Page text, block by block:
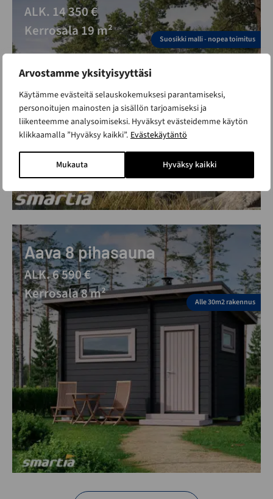
Arvostamme yksityisyyttäsi
Käytämme evästeitä selauskokemuksesi parantamiseksi,
personoitujen mainosten ja sisällön tarjoamiseksi ja
liikenteemme analysoimiseksi. Hyväksyt evästeidemme käytön
klikkaamalla ”Hyväksy kaikki”. Evästekäytäntö
Mukauta Hyväksy kaikki
ALK. 14 350 €
Kerrosala 19 m²
Suosikki malli - nopea toimitus
Aava 8 pihasauna
ALK. 6 590 €
Kerrosala 8 m²
Alle 30m2 rakennus